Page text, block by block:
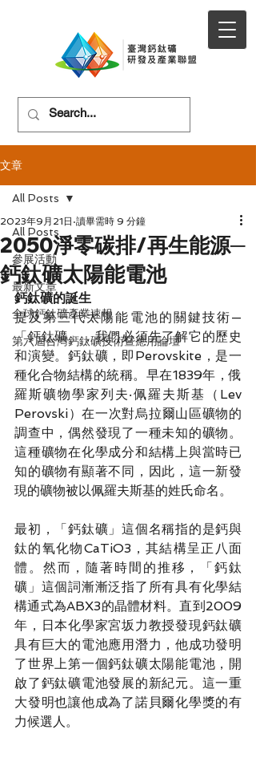
文章
All Posts
參展活動
最新文章
全球鈣鈦礦產業速報
第六屆台灣鈣鈦礦技術暨應用論壇
All Posts
2050淨零碳排/再生能源─
鈣鈦礦太陽能電池
2023年9月21日 讀畢需時 9 分鐘
鈣鈦礦的誕生
提及第三代太陽能電池的關鍵技術—
「鈣鈦礦」，我們必須先了解它的歷史
和演變。鈣鈦礦，即Perovskite，是一
種化合物結構的統稱。早在1839年，俄
羅斯礦物學家列夫‧佩羅夫斯基（Lev
Perovski）在一次對烏拉爾山區礦物的
調查中，偶然發現了一種未知的礦物。
這種礦物在化學成分和結構上與當時已
知的礦物有顯著不同，因此，這一新發
現的礦物被以佩羅夫斯基的姓氏命名。
最初，「鈣鈦礦」這個名稱指的是鈣與
鈦的氧化物CaTiO3，其結構呈正八面
體。然而，隨著時間的推移，「鈣鈦
礦」這個詞漸漸泛指了所有具有化學結
構通式為ABX3的晶體材料。直到2009
年，日本化學家宮坂力教授發現鈣鈦礦
具有巨大的電池應用潛力，他成功發明
了世界上第一個鈣鈦礦太陽能電池，開
啟了鈣鈦礦電池發展的新紀元。這一重
大發明也讓他成為了諾貝爾化學獎的有
力候選人。